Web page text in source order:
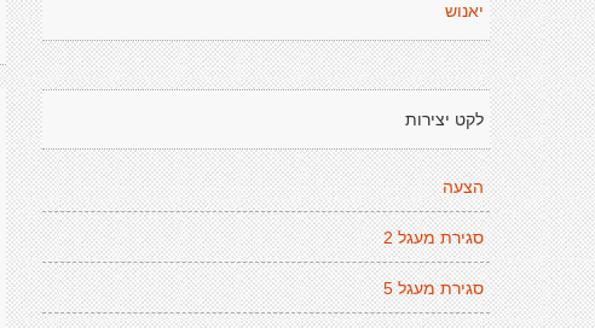
יאנוש
לקט יצירות
הצעה
סגירת מעגל 2
סגירת מעגל 5